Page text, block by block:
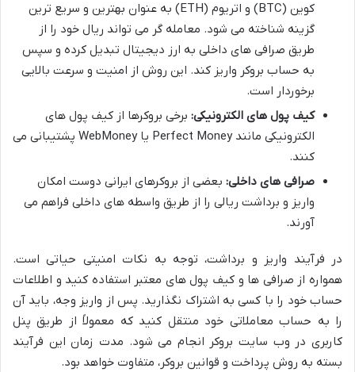
کوین (BTC) و اتریوم (ETH) به عنوان بهترین و سریع ترین
گزینه شناخته می شود. معامله گر می تواند ریال خود را از
طریق صرافی های داخلی به ارز دیجیتال تبدیل کرده و سپس
به حساب بروکر واریز کند. این روش از امنیت و سرعت بالایی
برخوردار است.
کیف پول های الکترونیکی: برخی بروکرها از کیف پول های
الکترونیکی مانند Perfect Money یا WebMoney پشتیبانی می
کنند.
صرافی های داخلی: بعضی از بروکرهای ایرانی دوست امکان
واریز و برداشت ریالی را از طریق واسطه های داخلی فراهم می
آورند.
در فرآیند واریز و برداشت، توجه به نکات امنیتی حیاتی است.
همواره از صرافی ها و کیف پول های معتبر استفاده کنید و اطلاعات
حساب خود را با کسی به اشتراک نگذارید. پس از واریز وجه، باید آن
را به حساب معاملاتی خود منتقل کنید که معمولاً از طریق پنل
کاربری در وب سایت بروکر انجام می شود. مدت زمان این فرآیند
بسته به روش پرداخت و قوانین بروکر، متفاوت خواهد بود.